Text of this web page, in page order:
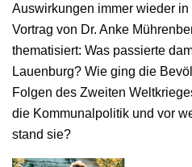
Auswirkungen immer wieder
Vortrag von Dr. Anke
thematisiert: Was passierte
Lauenburg? Wie ging die
Folgen des Zweiten
die Kommunalpolitik und vor
stand sie?